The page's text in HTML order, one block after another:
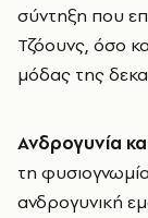
σύντηξη που
Τζόουνς, όσο
μόδας της
Ανδρογυνία
τη
ανδρογυνική